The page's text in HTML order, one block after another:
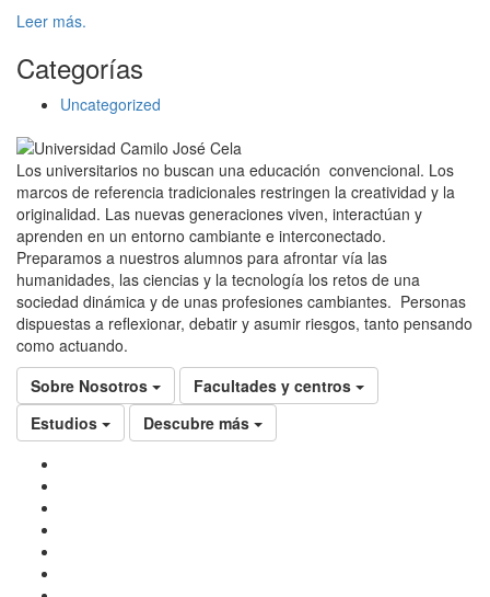
Leer más.
Categorías
Uncategorized
Los universitarios no buscan una educación convencional. Los
marcos de referencia tradicionales restringen la creatividad y la
originalidad. Las nuevas generaciones viven, interactúan y
aprenden en un entorno cambiante e interconectado.
Preparamos a nuestros alumnos para afrontar vía las
humanidades, las ciencias y la tecnología los retos de una
sociedad dinámica y de unas profesiones cambiantes. Personas
dispuestas a reflexionar, debatir y asumir riesgos, tanto pensando
como actuando.
Sobre Nosotros
Facultades y centros
Estudios
Descubre más